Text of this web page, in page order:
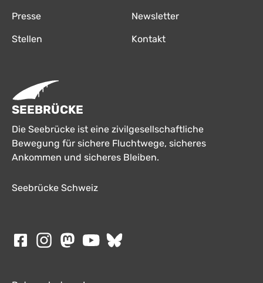
Presse Newsletter
Stellen Kontakt
SEEBRÜCKE
Die Seebrücke ist eine zivilgesellschaftliche
Bewegung für sichere Fluchtwege, sicheres
Ankommen und sicheres Bleiben.
Seebrücke Schweiz